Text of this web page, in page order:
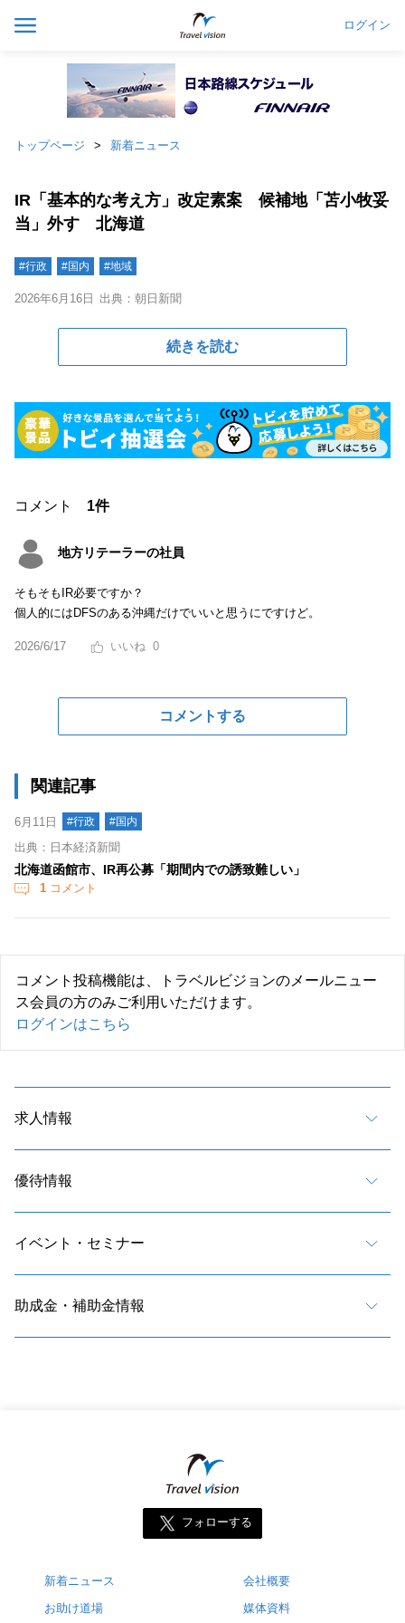
ログイン
トップページ 新着ニュース
IR「基本的な考え方」改定素案 候補地「苫小牧妥
当」外す 北海道
#行政 #国内 #地域
2026年6月16日 出典：朝日新聞
続きを読む
コメント 1件
地方リテーラーの社員
そもそもIR必要ですか？
個人的にはDFSのある沖縄だけでいいと思うにですけど。
2026/6/17 0
コメントする
関連記事
6月11日 #行政 #国内
出典：日本経済新聞
北海道函館市、IR再公募「期間内での誘致難しい」
1 コメント
コメント投稿機能は、トラベルビジョンのメールニュー
ス会員の方のみご利用いただけます。
ログインはこちら
求人情報
優待情報
イベント・セミナー
助成金・補助金情報
フォローする
新着ニュース
お助け道場
会社概要
媒体資料